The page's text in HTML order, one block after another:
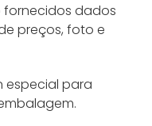
fornecidos dados
preços, foto e
especial para